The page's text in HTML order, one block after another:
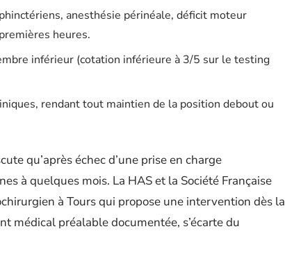
anesthésie périnéale, déficit moteur
heures.
inférieur (cotation inférieure à 3/5 sur le testing
rendant tout maintien de la position debout ou
qu’après échec d’une prise en charge
à quelques mois. La HAS et la Société Française
à Tours qui propose une intervention dès la
médical préalable documentée, s’écarte du